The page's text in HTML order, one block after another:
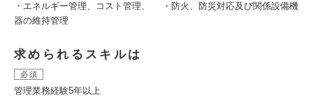
・エネルギー管理、コスト管理、 ・防火、防災対応及び関係設備機
器の維持管理
求められるスキルは
必須
管理業務経験5年以上